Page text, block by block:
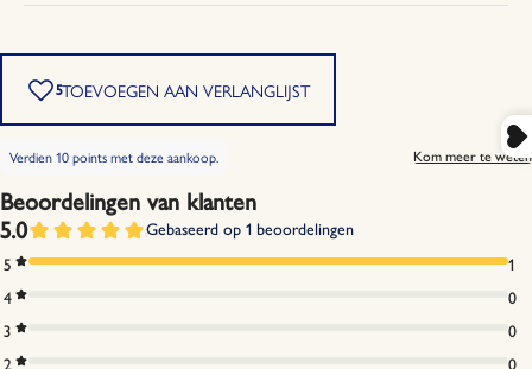
Dulcis Oil, Menthol, Glyceryl Stearate SE, Glycerin,
Stearic Acid, Oenothera Biennis Oil, Cetearyl Alcohol,
Sodium Levulinate, Xanthan Gum, Glyceryl Caprylate,
Limonene, Citrus Aurantium Dulcis Oil, Lavandula
Hybrida Abrial Herb Oil, Tocopherol, Sodium
Benzoate, Cedrus Deodara Wood Oil, Linalool,
Helianthus Annuus Seed Oil, Mentha Piperita Oil,
Rosmarinus Officinalis Leaf Oil, Sodium Phytate,
Lactic Acid, Potassium Stearate, Eucalyptus Globulus
Leaf Oil, Geraniol, Citral, Citric Acid.